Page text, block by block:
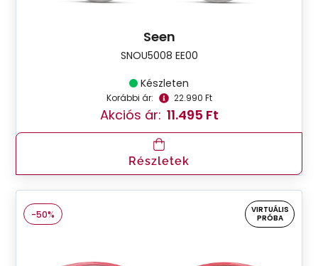
Seen
SNOU5008 EE00
Készleten
Korábbi ár: 22.990 Ft
Akciós ár: 11.495 Ft
Részletek
-50%
VIRTUÁLIS
PRÓBA